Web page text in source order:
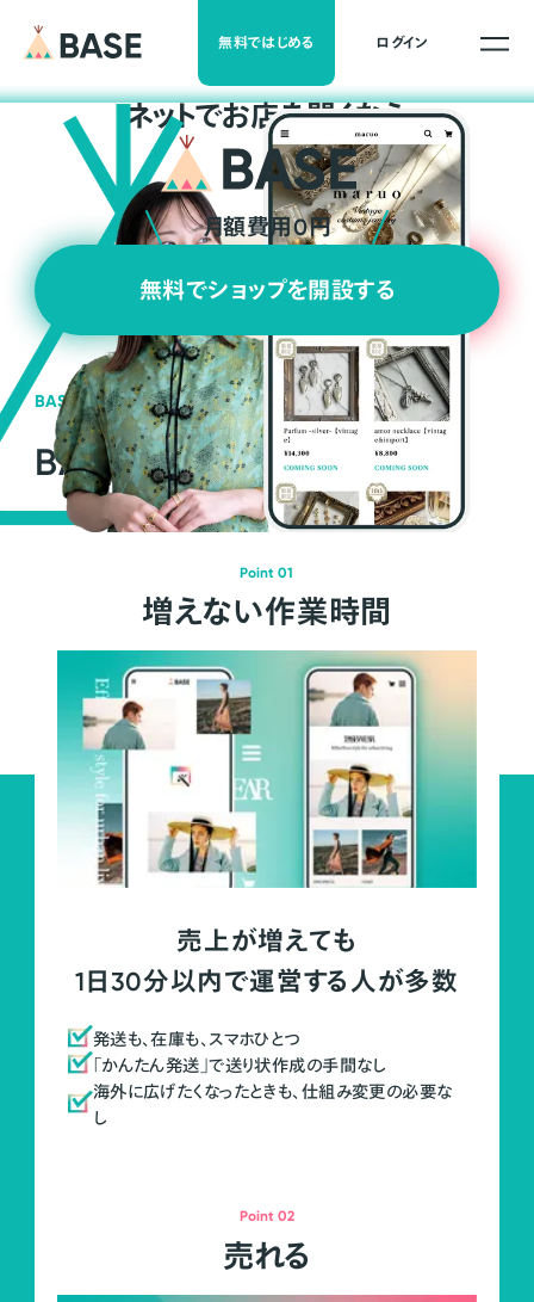
無料ではじめる ログイン
ネットでお店を開くなら
月額費用0円
無料でショップを開設する
BASEの強み
BASEが強い3つの理由
Point 01
増えない作業時間
売上が増えても
1日30分以内で運営する人が多数
発送も、在庫も、スマホひとつ
「かんたん発送」で送り状作成の手間なし
海外に広げたくなったときも、仕組み変更の必要な
し
Point 02
売れる